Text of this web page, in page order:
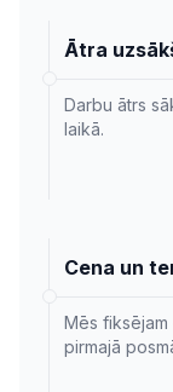
Ātra
Darbu ātrs
laikā.
Cena un
Mēs
pirmajā